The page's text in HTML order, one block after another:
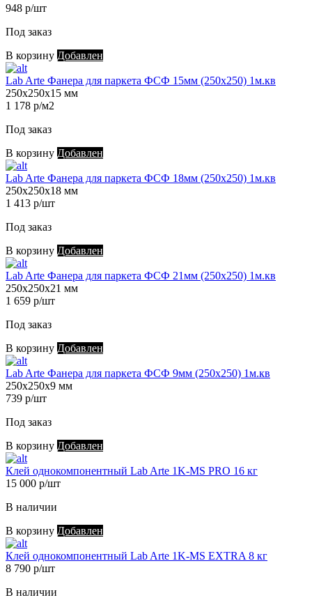
948 р/шт
Под заказ
В корзину Добавлен
Lab Arte Фанера для паркета ФСФ 15мм (250х250) 1м.кв
250х250х15 мм
1 178 р/м2
Под заказ
В корзину Добавлен
Lab Arte Фанера для паркета ФСФ 18мм (250х250) 1м.кв
250х250х18 мм
1 413 р/шт
Под заказ
В корзину Добавлен
Lab Arte Фанера для паркета ФСФ 21мм (250х250) 1м.кв
250х250х21 мм
1 659 р/шт
Под заказ
В корзину Добавлен
Lab Arte Фанера для паркета ФСФ 9мм (250х250) 1м.кв
250х250х9 мм
739 р/шт
Под заказ
В корзину Добавлен
Клей однокомпонентный Lab Arte 1K-MS PRO 16 кг
15 000 р/шт
В наличии
В корзину Добавлен
Клей однокомпонентный Lab Arte 1K-MS EXTRA 8 кг
8 790 р/шт
В наличии